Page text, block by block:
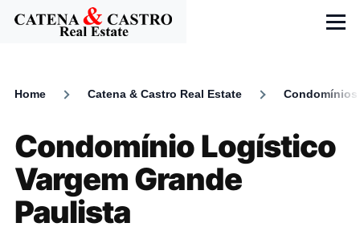
Skip to main content
Menu
Home Catena & Castro Real Estate
Condomínio Logístico
Vargem Grande
Paulista